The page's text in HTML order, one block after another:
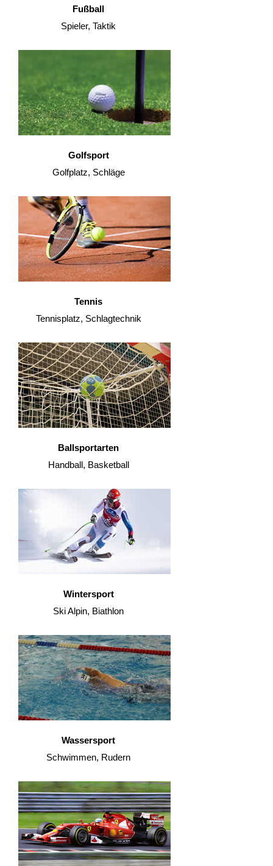
Fußball
Spieler, Taktik
Golfsport
Golfplatz, Schläge
Tennis
Tennisplatz, Schlagtechnik
Ballsportarten
Handball, Basketball
Wintersport
Ski Alpin, Biathlon
Wassersport
Schwimmen, Rudern